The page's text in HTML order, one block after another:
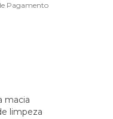
Pagamento
macia
limpeza